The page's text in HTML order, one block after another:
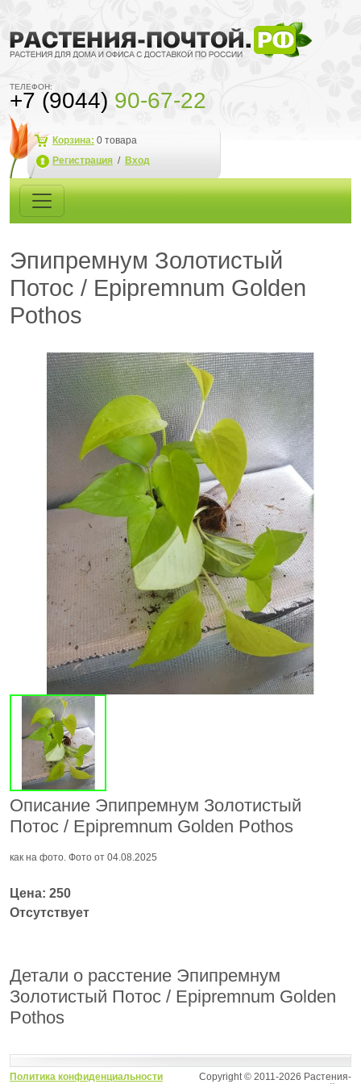
ТЕЛЕФОН:
+7 (9044) 90-67-22
Корзина: 0 товара
Регистрация / Вход
Эпипремнум Золотистый
Потос / Epipremnum Golden
Pothos
Описание Эпипремнум Золотистый
Потос / Epipremnum Golden Pothos
как на фото. Фото от 04.08.2025
Цена: 250
Отсутствует
Детали о расстение Эпипремнум
Золотистый Потос / Epipremnum Golden
Pothos
Политика конфиденциальности
Copyright © 2011-2026 Растения-